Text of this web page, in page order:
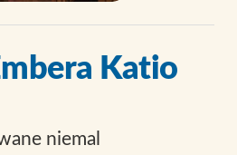
Katio
niemal